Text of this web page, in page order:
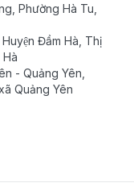
Phường Hà Tu,
Đầm Hà, Thị
- Quảng Yên,
Quảng Yên